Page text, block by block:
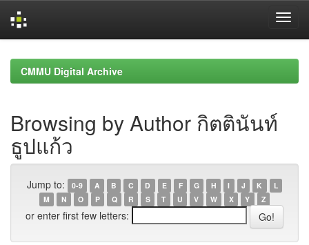
navigationCMMU Digital Archive
Browsing by Author กิตตินันท์
ธูปแก้ว
Jump to: 0-9 A B C D E F G H I J K
L
M
N O P Q R S T U V W X Y Z
or enter first few letters: